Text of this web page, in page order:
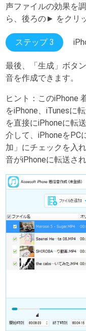
声ファイルの効果を
ら、後ろの► をクリ
ステップ 3
最後、「生成」ボタ
音を作成できます。
ヒント：このiPhone
をiPhone、iTunesに
を直接にiPhoneに転
介して、iPhoneをPC
加」にチェックを入
音がiPhoneに転送され